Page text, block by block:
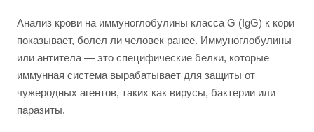
Анализ крови на иммуноглобулины класса G (IgG) к кори
показывает, болел ли человек ранее. Иммуноглобулины
или антитела — это специфические белки, которые
иммунная система вырабатывает для защиты от
чужеродных агентов, таких как вирусы, бактерии или
паразиты.